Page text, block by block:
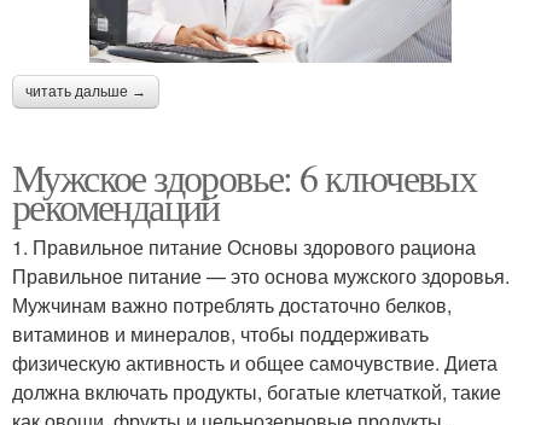
читать дальше →
Мужское здоровье: 6 ключевых
рекомендаций
1. Правильное питание Основы здорового рациона
Правильное питание — это основа мужского здоровья.
Мужчинам важно потреблять достаточно белков,
витаминов и минералов, чтобы поддерживать
физическую активность и общее самочувствие. Диета
должна включать продукты, богатые клетчаткой, такие